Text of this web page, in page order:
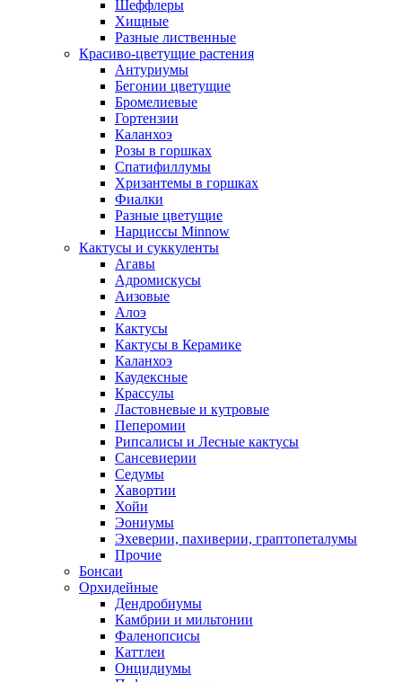
Шеффлеры
Хищные
Разные лиственные
Красиво-цветущие растения
Антуриумы
Бегонии цветущие
Бромелиевые
Гортензии
Каланхоэ
Розы в горшках
Спатифиллумы
Хризантемы в горшках
Фиалки
Разные цветущие
Нарциссы Minnow
Кактусы и суккуленты
Агавы
Адромискусы
Аизовые
Алоэ
Кактусы
Кактусы в Керамике
Каланхоэ
Каудексные
Крассулы
Ластовневые и кутровые
Пеперомии
Рипсалисы и Лесные кактусы
Сансевиерии
Седумы
Хавортии
Хойи
Эониумы
Эхеверии, пахиверии, граптопеталумы
Прочие
Бонсаи
Орхидейные
Дендробиумы
Камбрии и мильтонии
Фаленопсисы
Каттлеи
Онцидиумы